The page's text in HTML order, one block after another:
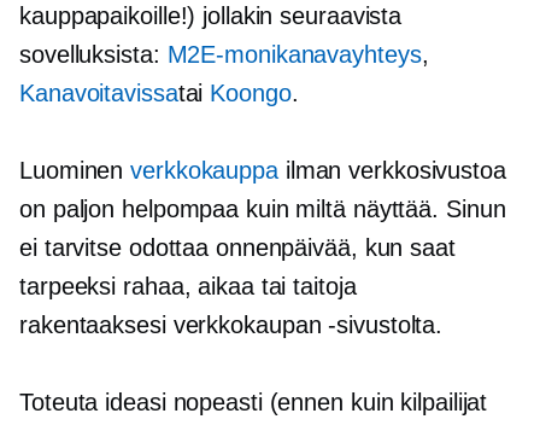
kauppapaikoille!) jollakin seuraavista
sovelluksista: M2E-monikanavayhteys,
Kanavoitavissatai Koongo.
Luominenverkkokauppailman verkkosivustoa
on paljon helpompaa kuin miltä näyttää. Sinun
ei tarvitse odottaa onnenpäivää, kun saat
tarpeeksi rahaa, aikaa tai taitoja
rakentaaksesi verkkokaupan -sivustolta.
Toteuta ideasi nopeasti (ennen kuin kilpailijat